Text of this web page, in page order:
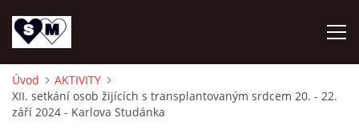
ÚVOD
Úvod
AKTIVITY
XII. setkání osob žijících s transplantovaným srdcem 20. - 22.
září 2024 - Karlova Studánka